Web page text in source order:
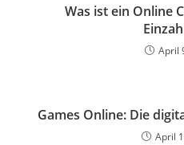
Was ist ein Online
April
Games Online: Die
April